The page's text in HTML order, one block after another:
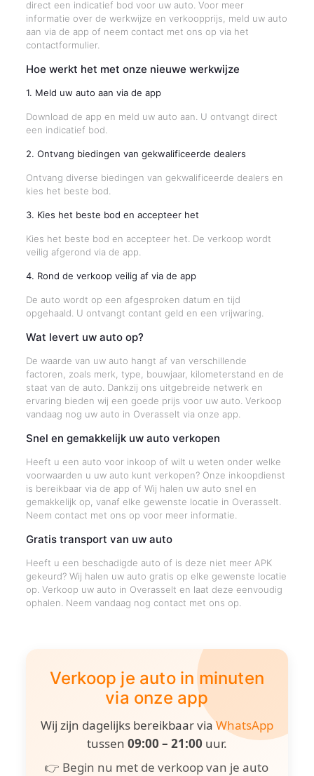
direct een indicatief bod voor uw auto. Voor meer
informatie over de werkwijze en verkoopprijs, meld uw auto
aan via de app of neem contact met ons op via het
contactformulier.
Hoe werkt het met onze nieuwe werkwijze
1. Meld uw auto aan via de app
Download de app en meld uw auto aan. U ontvangt direct
een indicatief bod.
2. Ontvang biedingen van gekwalificeerde dealers
Ontvang diverse biedingen van gekwalificeerde dealers en
kies het beste bod.
3. Kies het beste bod en accepteer het
Kies het beste bod en accepteer het. De verkoop wordt
veilig afgerond via de app.
4. Rond de verkoop veilig af via de app
De auto wordt op een afgesproken datum en tijd
opgehaald. U ontvangt contant geld en een vrijwaring.
Wat levert uw auto op?
De waarde van uw auto hangt af van verschillende
factoren, zoals merk, type, bouwjaar, kilometerstand en de
staat van de auto. Dankzij ons uitgebreide netwerk en
ervaring bieden wij een goede prijs voor uw auto. Verkoop
vandaag nog uw auto in Overasselt via onze app.
Snel en gemakkelijk uw auto verkopen
Heeft u een auto voor inkoop of wilt u weten onder welke
voorwaarden u uw auto kunt verkopen? Onze inkoopdienst
is bereikbaar via de app of Wij halen uw auto snel en
gemakkelijk op, vanaf elke gewenste locatie in Overasselt.
Neem contact met ons op voor meer informatie.
Gratis transport van uw auto
Heeft u een beschadigde auto of is deze niet meer APK
gekeurd? Wij halen uw auto gratis op elke gewenste locatie
op. Verkoop uw auto in Overasselt en laat deze eenvoudig
ophalen. Neem vandaag nog contact met ons op.
Verkoop je auto in minuten
via onze app
Wij zijn dagelijks bereikbaar viaWhatsApp
tussen 09:00 – 21:00 uur.
👉 Begin nu met de verkoop van je auto